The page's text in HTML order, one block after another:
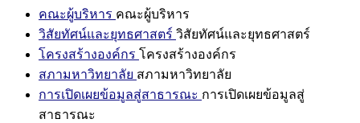
คณะผู้บริหาร คณะผู้บริหาร
วิสัยทัศน์และยุทธศาสตร์ วิสัยทัศน์และยุทธศาสตร์
โครงสร้างองค์กร โครงสร้างองค์กร
สภามหาวิทยาลัย สภามหาวิทยาลัย
การเปิดเผยข้อมูลสู่สาธารณะ การเปิดเผยข้อมูลสู่
สาธารณะ